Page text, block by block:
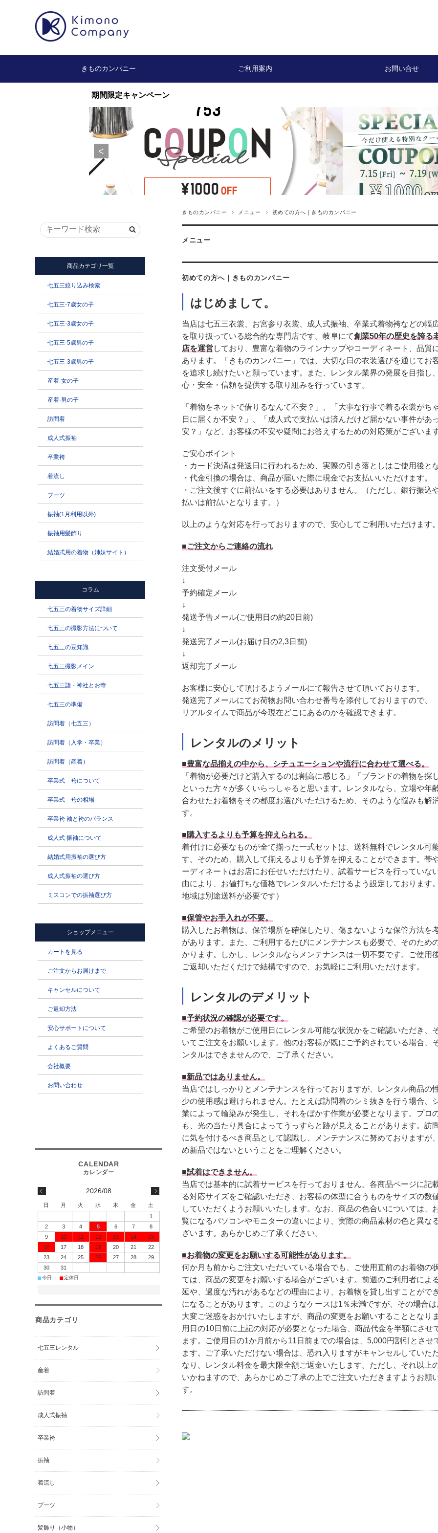
きものカンパニー ご利用案内 お問い合せ
きものカンパニー メニュー 初めての方へ｜きものカンパニー
メニュー
初めての方へ｜きものカンパニー
はじめまして。
当店は七五三衣裳、お宮参り衣裳、成人式振袖、卒業式着物袴などの幅
を取り扱っている総合的な専門店です。岐阜にて創業50年の歴史を誇る
店を運営しており、豊富な着物のラインナップやコーディネート、品質
あります。「きものカンパニー」では、大切な日の衣装選びを通じてお
を追求し続けたいと願っています。また、レンタル業界の発展を目指し
心・安全・信頼を提供する取り組みを行っています。
「着物をネットで借りるなんて不安？」、「大事な行事で着る衣裳がち
日に届くか不安？」、「成人式で支払いは済んだけど届かない事件があ
安？」など、お客様の不安や疑問にお答えするための対応策がございます
ご安心ポイント
・カード決済は発送日に行われるため、実際の引き落としはご使用後と
・代金引換の場合は、商品が届いた際に現金でお支払いいただけます。
・ご注文後すぐに前払いをする必要はありません。（ただし、銀行振込
払いは前払いとなります。）
以上のような対応を行っておりますので、安心してご利用いただけます。
■ご注文からご連絡の流れ
注文受付メール
↓
予約確定メール
↓
発送予告メール(ご使用日の約20日前)
↓
発送完了メール(お届け日の2,3日前)
↓
返却完了メール
お客様に安心して頂けるようメールにて報告させて頂いております。
発送完了メールにてお荷物お問い合わせ番号を添付しておりますので、
リアルタイムで商品が今現在どこにあるのかを確認できます。
レンタルのメリット
■豊富な品揃えの中から、シチュエーションや流行に合わせて選べる。
「着物が必要だけど購入するのは割高に感じる」「ブランドの着物を探
といった方々が多くいらっしゃると思います。レンタルなら、立場や年
合わせたお着物をその都度お選びいただけるため、そのような悩みも解
す。
■購入するよりも予算を抑えられる。
着付けに必要なものが全て揃った一式セットは、送料無料でレンタル可
す。そのため、購入して揃えるよりも予算を抑えることができます。帯
ーディネートはお店にお任せいただけたり、試着サービスを行っていな
由により、お値打ちな価格でレンタルいただけるよう設定しております
地域は別途送料が必要です）
■保管やお手入れが不要。
購入したお着物は、保管場所を確保したり、傷まないような保管方法を
があります。また、ご利用するたびにメンテナンスも必要で、そのため
かります。しかし、レンタルならメンテナンスは一切不要です。ご使用
ご返却いただくだけで結構ですので、お気軽にご利用いただけます。
レンタルのデメリット
■予約状況の確認が必要です。
ご希望のお着物がご使用日にレンタル可能な状況かをご確認いただき、
いてご注文をお願いします。他のお客様が既にご予約されている場合、
ンタルはできませんので、ご了承ください。
■新品ではありません。
当店ではしっかりとメンテナンスを行っておりますが、レンタル商品の
少の使用感は避けられません。たとえば訪問着のシミ抜きを行う場合、
業によって輪染みが発生し、それをぼかす作業が必要となります。プロ
も、光の当たり具合によってうっすらと跡が見えることがあります。訪
に気を付けるべき商品として認識し、メンテナンスに努めておりますが
め新品ではないということをご理解ください。
■試着はできません。
当店では基本的に試着サービスを行っておりません。各商品ページに記
る対応サイズをご確認いただき、お客様の体型に合うものをサイズの数
していただくようお願いいたします。なお、商品の色合いについては、
覧になるパソコンやモニターの違いにより、実際の商品素材の色と異な
ざいます。あらかじめご了承ください。
■お着物の変更をお願いする可能性があります。
何か月も前からご注文いただいている場合でも、ご使用直前のお着物の
ては、商品の変更をお願いする場合がございます。前週のご利用者によ
延や、過度な汚れがあるなどの理由により、お着物を貸し出すことがで
になることがあります。このようなケースは1％未満ですが、その場合は
大変ご迷惑をおかけいたしますが、商品の変更をお願いすることとなり
用日の10日前に上記の対応が必要となった場合、商品代金を半額にさせ
ます。ご使用日の1か月前から11日前までの場合は、5,000円割引とさせ
ます。ご了承いただけない場合は、恐れ入りますがキャンセルしていた
なり、レンタル料金を最大限全額ご返金いたします。ただし、それ以上
いかねますので、あらかじめご了承の上でご注文いただきますようお願
す。
2026/08
日 月 火 水 木 金
土
1
2
3 4 5 6 7
8
9
10 11 12 13 14
15
16
17 18 19 20 21
22
23
24 25 26 27 28
29
30
31
■今日 ■定休日
商品カテゴリ
七五三レンタル
産着
訪問着
成人式振袖
卒業袴
振袖
着流し
ブーツ
髪飾り（小物）